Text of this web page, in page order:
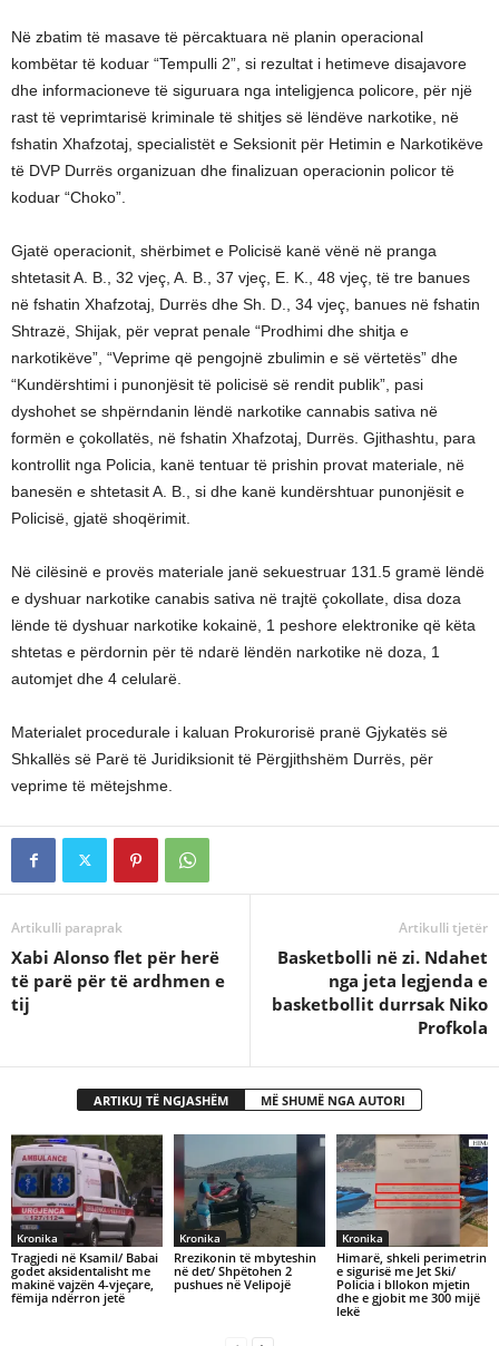
Në zbatim të masave të përcaktuara në planin operacional
kombëtar të koduar “Tempulli 2”, si rezultat i hetimeve disajavore
dhe informacioneve të siguruara nga inteligjenca policore, për një
rast të veprimtarisë kriminale të shitjes së lëndëve narkotike, në
fshatin Xhafzotaj, specialistët e Seksionit për Hetimin e Narkotikëve
të DVP Durrës organizuan dhe finalizuan operacionin policor të
koduar “Choko”.
Gjatë operacionit, shërbimet e Policisë kanë vënë në pranga
shtetasit A. B., 32 vjeç, A. B., 37 vjeç, E. K., 48 vjeç, të tre banues
në fshatin Xhafzotaj, Durrës dhe Sh. D., 34 vjeç, banues në fshatin
Shtrazë, Shijak, për veprat penale “Prodhimi dhe shitja e
narkotikëve”, “Veprime që pengojnë zbulimin e së vërtetës” dhe
“Kundërshtimi i punonjësit të policisë së rendit publik”, pasi
dyshohet se shpërndanin lëndë narkotike cannabis sativa në
formën e çokollatës, në fshatin Xhafzotaj, Durrës. Gjithashtu, para
kontrollit nga Policia, kanë tentuar të prishin provat materiale, në
banesën e shtetasit A. B., si dhe kanë kundërshtuar punonjësit e
Policisë, gjatë shoqërimit.
Në cilësinë e provës materiale janë sekuestruar 131.5 gramë lëndë
e dyshuar narkotike canabis sativa në trajtë çokollate, disa doza
lënde të dyshuar narkotike kokainë, 1 peshore elektronike që këta
shtetas e përdornin për të ndarë lëndën narkotike në doza, 1
automjet dhe 4 celularë.
Materialet procedurale i kaluan Prokurorisë pranë Gjykatës së
Shkallës së Parë të Juridiksionit të Përgjithshëm Durrës, për
veprime të mëtejshme.
Artikulli paraprak
Xabi Alonso flet për herë
të parë për të ardhmen e
tij
Artikulli tjetër
Basketbolli në zi. Ndahet
nga jeta legjenda e
basketbollit durrsak Niko
Profkola
ARTIKUJ TË NGJASHËM MË SHUMË NGA AUTORI
Kronika
Tragjedi në Ksamil/ Babai
godet aksidentalisht me
makinë vajzën 4-vjeçare,
fëmija ndërron jetë
Kronika
Rrezikonin të mbyteshin
në det/ Shpëtohen 2
pushues në Velipojë
Kronika
Himarë, shkeli perimetrin
e sigurisë me Jet Ski/
Policia i bllokon mjetin
dhe e gjobit me 300 mijë
lekë